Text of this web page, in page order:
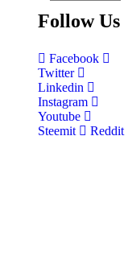
Follow Us
Facebook
Twitter
Linkedin
Instagram
Youtube
Steemit
Reddit